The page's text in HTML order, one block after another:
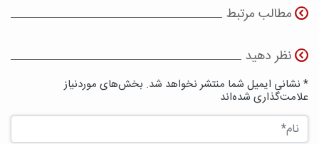
مطالب مرتبط
نظر دهید
* نشانی ایمیل شما منتشر نخواهد شد. بخش‌های موردنیاز
علامت‌گذاری شده‌اند